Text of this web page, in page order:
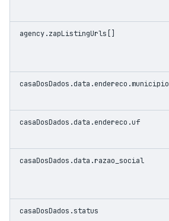
agency.zapListingUrls[]
casaDosDados.data.endereco.municipio
casaDosDados.data.endereco.uf
casaDosDados.data.razao_social
casaDosDados.status